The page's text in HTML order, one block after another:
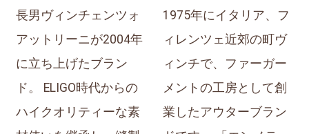
長男ヴィンチェンツォ
アットリーニが2004年
に立ち上げたブラン
ド。 ELIGO時代からの
ハイクオリティーな素
1975年にイタリア、フ
ィレンツェ近郊の町ヴ
ィンチで、ファーガー
メントの工房として創
業したアウターブラン